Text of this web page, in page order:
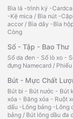
Bìa lá -trình ký -
-Kệ mica / Bìa nút -
accor / Bìa dây -Bìa
Còng
Sổ - Tập - Bao Thư
Sổ da đen - Sổ lò xo -
đựng Namecard /
Bút - Mực Chất
Bút bi - Bút nước - Bút
xóa - Băng xóa - Ruột
dấu -Lông bảng -Lông
bảng / Bút lông dầu đa